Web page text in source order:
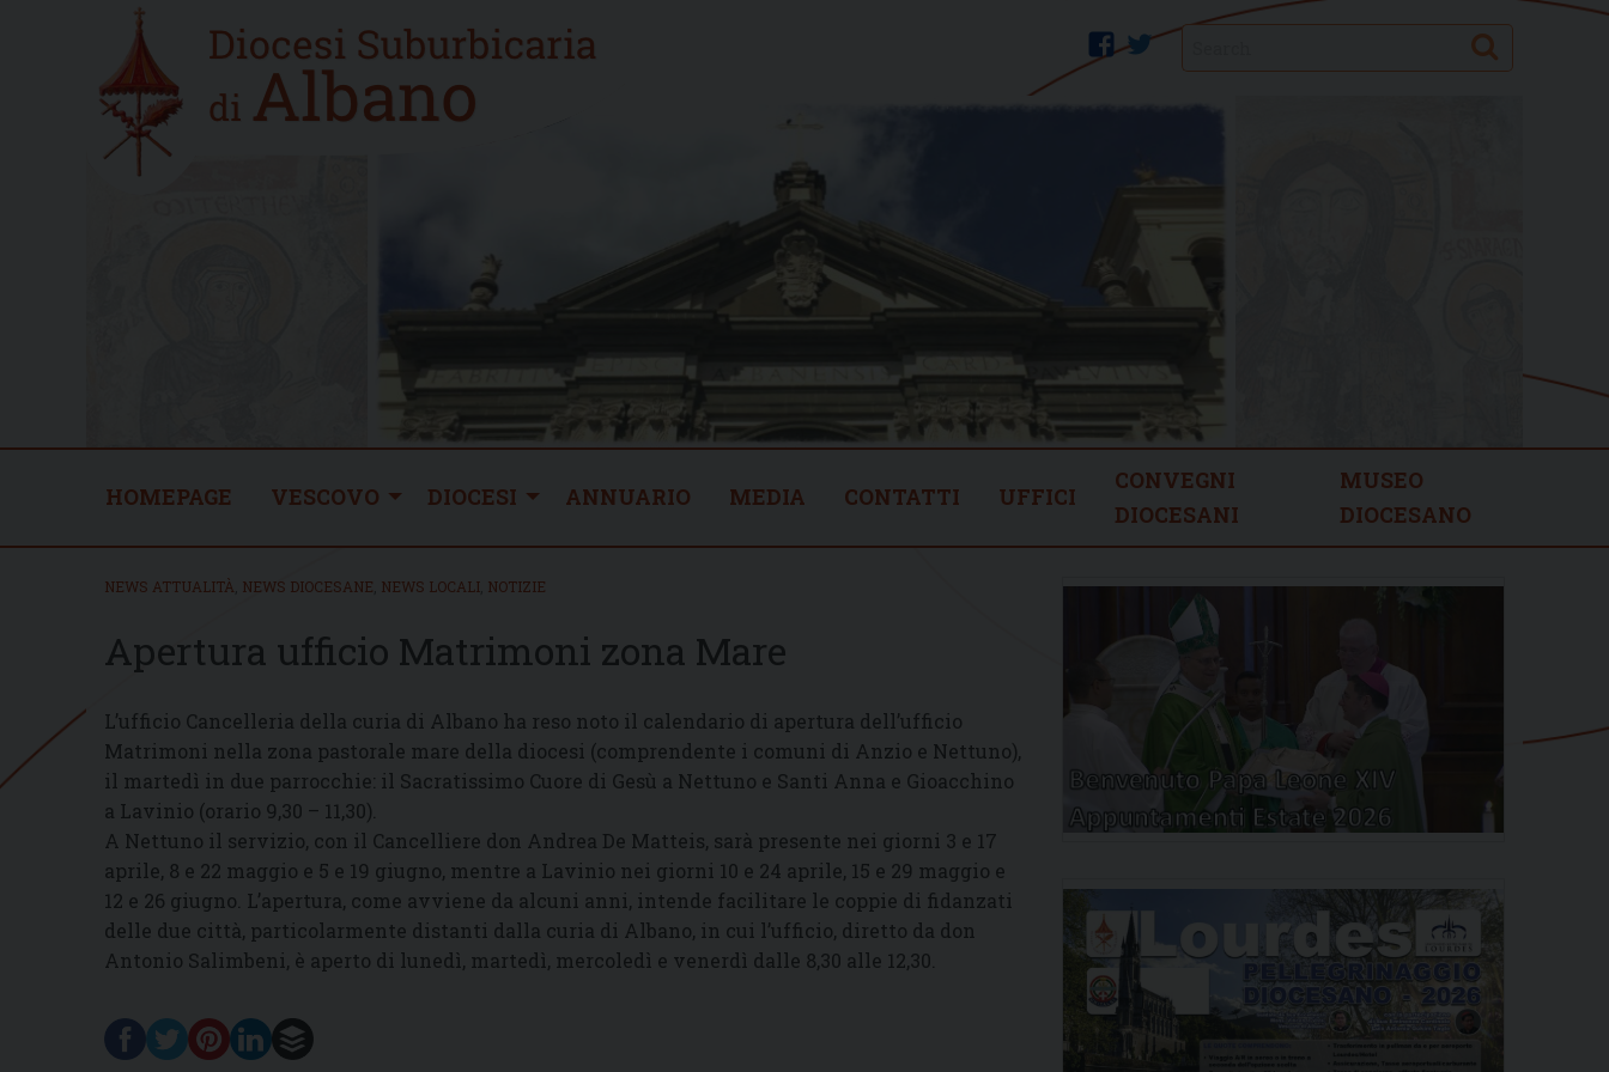
Home
new
twitter
facebook Search
HOMEPAGE VESCOVO DIOCESI ANNUARIO MEDIA CONTATTI UFFICI
CONVEGNI
DIOCESANI
MUSEO
DIOCESANO
NEWS ATTUALITÀ NEWS DIOCESANE NEWS LOCALI NOTIZIE
Apertura ufficio Matrimoni zona Mare
L’ufficio Cancelleria della curia di Albano ha reso noto il calendario di apertura dell’ufficio
Matrimoni nella zona pastorale mare della diocesi (comprendente i comuni di Anzio e Nettuno),
il martedì in due parrocchie: il Sacratissimo Cuore di Gesù a Nettuno e Santi Anna e Gioacchino
a Lavinio (orario 9,30 – 11,30).
A Nettuno il servizio, con il Cancelliere don Andrea De Matteis, sarà presente nei giorni 3 e 17
aprile, 8 e 22 maggio e 5 e 19 giugno, mentre a Lavinio nei giorni 10 e 24 aprile, 15 e 29 maggio e
12 e 26 giugno. L’apertura, come avviene da alcuni anni, intende facilitare le coppie di fidanzati
delle due città, particolarmente distanti dalla curia di Albano, in cui l’ufficio, diretto da don
Antonio Salimbeni, è aperto di lunedì, martedì, mercoledì e venerdì dalle 8,30 alle 12,30.